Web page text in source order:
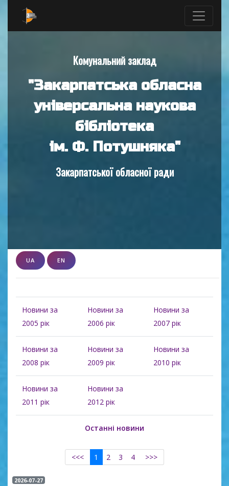
Комунальний заклад
"Закарпатська обласна
універсальна наукова
бібліотека
ім. Ф. Потушняка"
Закарпатської обласної ради
UA EN
Новини за
2005 рік
Новини за
2006 рік
Новини за
2007 рік
Новини за
2008 рік
Новини за
2009 рік
Новини за
2010 рік
Новини за
2011 рік
Новини за
2012 рік
Останні новини
<<< 1 2 3 4 >>>
2026-07-27